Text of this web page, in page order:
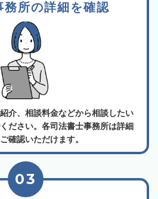
務所の詳細を確認
介、相談料金などから相談したい
ださい。各司法書士事務所は詳細
確認いただけます。
03